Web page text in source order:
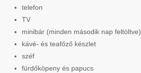
telefon
TV
minibár (minden második nap feltöltve)
kávé- és teafőző készlet
széf
fürdőköpeny és papucs